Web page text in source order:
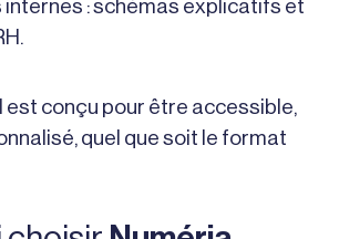
internes : schémas explicatifs et
est conçu pour être accessible,
quel que soit le format